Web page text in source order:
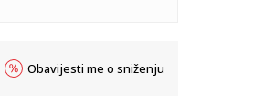
Obavijesti me o sniženju